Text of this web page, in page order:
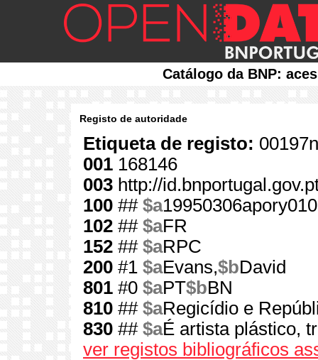
Catálogo da BNP:
Registo de autoridade
Etiqueta de registo:
001 168146
003 http://
100 ## $a
102 ## $aFR
152 ## $aRPC
200 #1 $aEvans,$bDavid
801 #0 $aPT$bBN
810 ## $aRegicídio e
830 ## $aÉ artista plástico,
ver registos bibliográficos